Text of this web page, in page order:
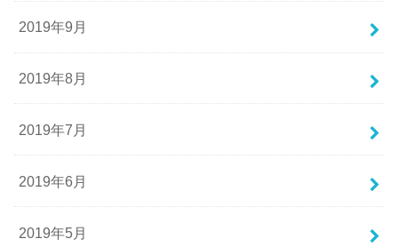
2019年9月
2019年8月
2019年7月
2019年6月
2019年5月